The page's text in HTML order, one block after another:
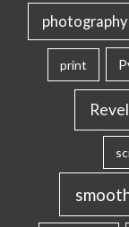
photography
print